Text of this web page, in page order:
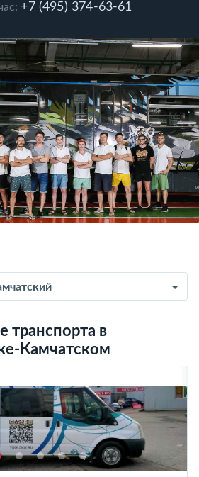
+7 (495) 374-63-61
транспорта в
Камчатском